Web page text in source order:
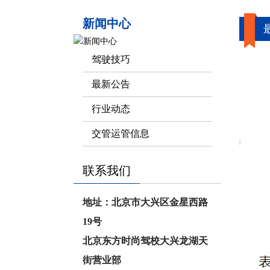
新闻中心
驾驶技巧
最新公告
行业动态
交管运管信息
联系我们
地址：北京市大兴区金星西路
19号
北京东方时尚驾校大兴龙湖天
街营业部